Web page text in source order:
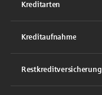
Kreditarten
Kreditaufnahme
Restkreditversicherung